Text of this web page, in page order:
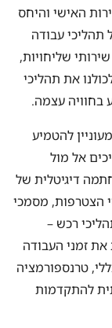
האישי והיחס
תהליכי עבודה
שליחויות,
את תהליכי
בחוויה עצמה.
להטמיע
אל מול
דיגיטלית של
הצטרפות, מסמכי
רכש –
זמני העבודה
טרנספורמציה
להתקדמות